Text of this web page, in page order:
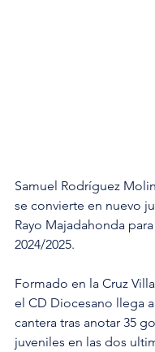
Samuel Rodríguez
se convierte en nuevo
Rayo Majadahonda
2024/2025.
Formado en la Cruz
el CD Diocesano llega
cantera tras anotar 35
juveniles en las dos